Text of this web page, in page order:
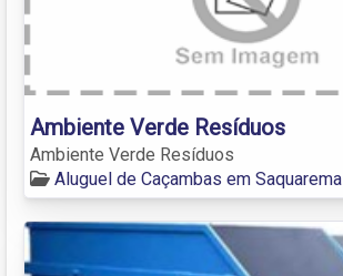
Ambiente Verde Resíduos
Ambiente Verde Resíduos
Aluguel de Caçambas em Saquarema